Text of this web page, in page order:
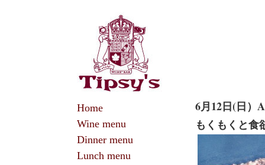
6月12日(日）
もくもくと食
Home
Wine menu
Dinner menu
Lunch menu